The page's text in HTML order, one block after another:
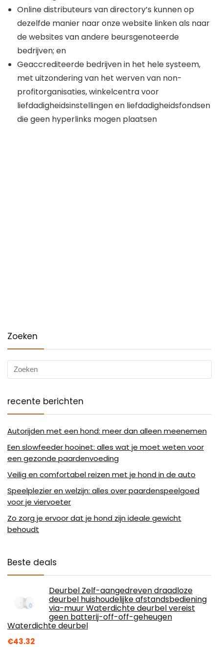
Online distributeurs van directory’s kunnen op
dezelfde manier naar onze website linken als naar
de websites van andere beursgenoteerde
bedrijven; en
Geaccrediteerde bedrijven in het hele systeem,
met uitzondering van het werven van non-
profitorganisaties, winkelcentra voor
liefdadigheidsinstellingen en liefdadigheidsfondsen
die geen hyperlinks mogen plaatsen
Zoeken
recente berichten
Autorijden met een hond: meer dan alleen meenemen
Een slowfeeder hooinet: alles wat je moet weten voor
een gezonde paardenvoeding
Veilig en comfortabel reizen met je hond in de auto
Speelplezier en welzijn: alles over paardenspeelgoed
voor je viervoeter
Zo zorg je ervoor dat je hond zijn ideale gewicht
behoudt
Beste deals
Deurbel Zelf-aangedreven draadloze
deurbel huishoudelijke afstandsbediening
via-muur Waterdichte deurbel vereist
geen batterij-off-off-geheugen
Waterdichte deurbel
€43.32